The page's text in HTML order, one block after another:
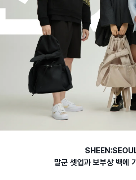
말군 셋업과 보부상 백에